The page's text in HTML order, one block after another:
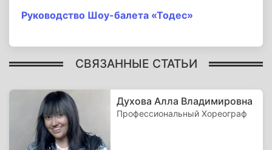
Руководство Шоу-балета «Тодес»
СВЯЗАННЫЕ СТАТЬИ
Духова Алла Владимировна
Профессиональный Хореограф